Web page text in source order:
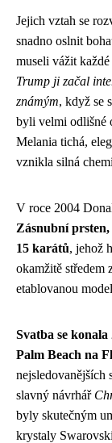
Jejich vztah se
snadno oslnit
museli vážit
Trump ji začal
známým, když se
byli velmi odlišné
Melania tichá,
vznikla silná
V roce 2004
Zásnubní
15 karátů, jehož
okamžitě středem
etablovanou
Svatba se
Palm Beach na
nejsledovanějších
slavný návrhář
byly skutečným
krystaly